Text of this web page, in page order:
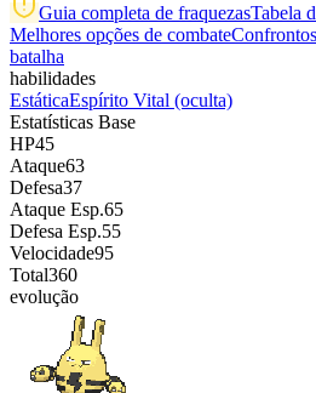
Guia completa de fraquezasTabela
Melhores opções de combate
batalha
habilidades
EstáticaEspírito Vital (oculta)
Estatísticas Base
HP45
Ataque63
Defesa37
Ataque Esp.65
Defesa Esp.55
Velocidade95
Total360
evolução